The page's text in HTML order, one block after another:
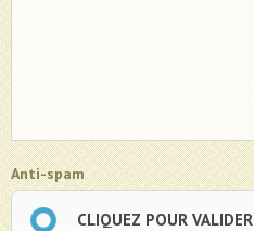
Anti-spam
CLIQUEZ POUR VALIDER